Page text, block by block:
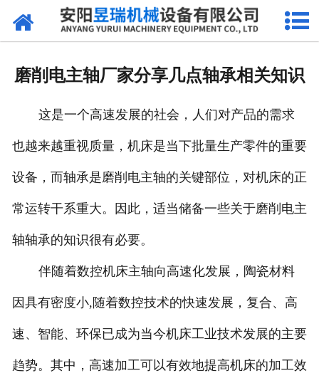
网站首页
联系我们
磨削电主轴厂家分享几点轴承相关知识
这是一个高速发展的社会，人们对产品的需求
也越来越重视质量，机床是当下批量生产零件的重要
设备，而轴承是磨削电主轴的关键部位，对机床的正
常运转干系重大。因此，适当储备一些关于磨削电主
轴轴承的知识很有必要。
伴随着数控机床主轴向高速化发展，陶瓷材料
因具有密度小,随着数控技术的快速发展，复合、高
速、智能、环保已成为当今机床工业技术发展的主要
趋势。其中，高速加工可以有效地提高机床的加工效